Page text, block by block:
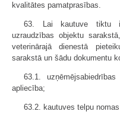
kvalitātes pamatprasības.
63. Lai kautuve tiktu
uzraudzības objektu
veterinārajā dienestā
sarakstā un šādu dokumentu
63.1.
apliecība;
63.2. kautuves telpu